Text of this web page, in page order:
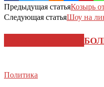
Предыдущая статьяКозырь
Следующая статьяШоу на
Политика